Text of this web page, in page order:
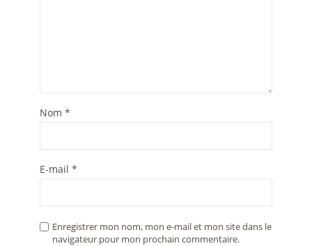
Nom *
E-mail *
Enregistrer mon nom, mon e-mail et mon site dans le
navigateur pour mon prochain commentaire.